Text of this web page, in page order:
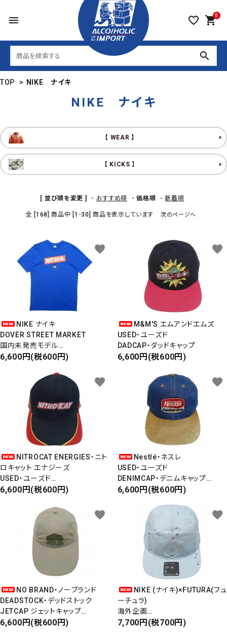
menu favorite_border 0
shopping_cart
search
TOP > NIKE ナイキ
NIKE ナイキ
【 WEAR 】
【 KICKS 】
[ 並び順を変更 ] - おすすめ順 -価格順 -新着順
全 [168] 商品中 [1-30] 商品を表示しています 次のページへ
NIKE ナイキ
DOVER STREET MARKET
国内未発売モデル
S/S PRINT-T
6,600円(税600円)
favorite
M&M'S エムアンドエムズ
USED・ユーズド
DADCAP・ダッドキャップ
6,600円(税600円)
favorite
NITROCAT ENERGIES・ニト
ロキャット エナジーズ
USED・ユーズド
DADCAP・ダッドキャップ
6,600円(税600円)
favorite
Nestlé・ネスレ
USED・ユーズド
DENIMCAP・デニムキャップ
LEATHER ADJUSTER
6,600円(税600円)
favorite
NO BRAND・ノーブランド
DEADSTOCK・デッドストック
JETCAP ジェットキャップ
LONGBILL ロングビル
6,600円(税600円)
favorite
NIKE (ナイキ)×FUTURA(フュ
ーチュラ)
海外企画
NYLON JET CAP
7,700円(税700円)
favorite